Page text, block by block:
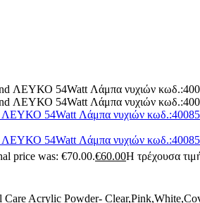
54Watt Λάμπα νυχιών
54Watt Λάμπα νυχιών
price was: €70.00.€60.00Η τρέχουσα